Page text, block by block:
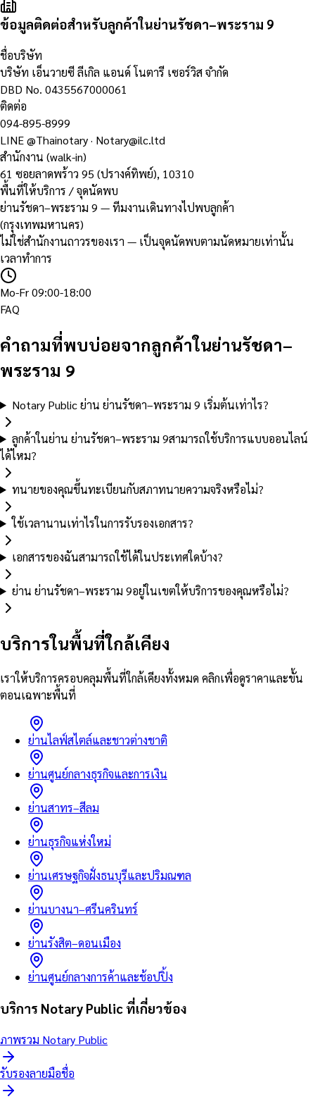
ข้อมูลติดต่อสำหรับลูกค้าในย่านรัชดา–พระราม 9
ชื่อบริษัท
บริษัท เอ็นวายซี ลีเกิล แอนด์ โนตารี เซอร์วิส จำกัด
DBD No. 0435567000061
ติดต่อ
094-895-8999
LINE@Thainotary· Notary@ilc.ltd
สำนักงาน (walk-in)
61 ซอยลาดพร้าว 95 (ปรางค์ทิพย์), 10310
พื้นที่ให้บริการ / จุดนัดพบ
ย่านรัชดา–พระราม 9 — ทีมงานเดินทางไปพบลูกค้า
(กรุงเทพมหานคร)
ไม่ใช่สำนักงานถาวรของเรา — เป็นจุดนัดพบตามนัดหมายเท่านั้น
เวลาทำการ
Mo-Fr 09:00-18:00
FAQ
คำถามที่พบบ่อยจากลูกค้าในย่านรัชดา–
พระราม 9
Notary Public ย่าน ย่านรัชดา–พระราม 9 เริ่มต้นเท่าไร?
ลูกค้าในย่าน ย่านรัชดา–พระราม 9สามารถใช้บริการแบบออนไลน์
ได้ไหม?
ทนายของคุณขึ้นทะเบียนกับสภาทนายความจริงหรือไม่?
ใช้เวลานานเท่าไรในการรับรองเอกสาร?
เอกสารของฉันสามารถใช้ได้ในประเทศใดบ้าง?
ย่าน ย่านรัชดา–พระราม 9อยู่ในเขตให้บริการของคุณหรือไม่?
บริการในพื้นที่ใกล้เคียง
เราให้บริการครอบคลุมพื้นที่ใกล้เคียงทั้งหมด คลิกเพื่อดูราคาและขั้น
ตอนเฉพาะพื้นที่
ย่านไลฟ์สไตล์และชาวต่างชาติ
ย่านศูนย์กลางธุรกิจและการเงิน
ย่านสาทร–สีลม
ย่านธุรกิจแห่งใหม่
ย่านเศรษฐกิจฝั่งธนบุรีและปริมณฑล
ย่านบางนา–ศรีนครินทร์
ย่านรังสิต–ดอนเมือง
ย่านศูนย์กลางการค้าและช้อปปิ้ง
บริการ Notary Public ที่เกี่ยวข้อง
ภาพรวม Notary Public
รับรองลายมือชื่อ